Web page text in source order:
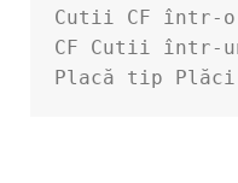
Cutii CF într-
CF Cutii într-
Placă tip